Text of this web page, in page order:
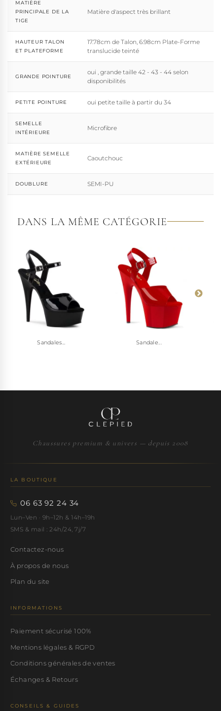
MATIÈRE
PRINCIPALE DE LA
TIGE
Matière d'aspect très brillant
HAUTEUR TALON
ET PLATEFORME
17.78cm de Talon, 6.98cm Plate-Forme
translucide teinté
GRANDE POINTURE
oui , grande taille 42 - 43 - 44 selon
disponibilités
PETITE POINTURE oui petite taille à partir du 34
SEMELLE
INTÉRIEURE
Microfibre
MATIÈRE SEMELLE
EXTÉRIEURE
Caoutchouc
DOUBLURE SEMI-PU
DANS LA MÊME CATÉGORIE
Sandales... Sandale...
Chaussures premium & univers — depuis 2008
LA BOUTIQUE
06 63 92 24 34
Lun–Ven · 9h–12h & 14h–19h
SMS & mail : 24h/24, 7j/7
Contactez-nous
À propos de nous
Plan du site
INFORMATIONS
Paiement sécurisé 100%
Mentions légales & RGPD
Conditions générales de ventes
Échanges & Retours
CONSEILS & GUIDES